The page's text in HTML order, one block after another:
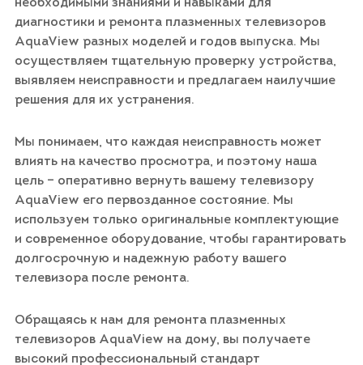
необходимыми знаниями и навыками для
диагностики и ремонта плазменных телевизоров
AquaView разных моделей и годов выпуска. Мы
осуществляем тщательную проверку устройства,
выявляем неисправности и предлагаем наилучшие
решения для их устранения.
Мы понимаем, что каждая неисправность может
влиять на качество просмотра, и поэтому наша
цель – оперативно вернуть вашему телевизору
AquaView его первозданное состояние. Мы
используем только оригинальные комплектующие
и современное оборудование, чтобы гарантировать
долгосрочную и надежную работу вашего
телевизора после ремонта.
Обращаясь к нам для ремонта плазменных
телевизоров AquaView на дому, вы получаете
высокий профессиональный стандарт